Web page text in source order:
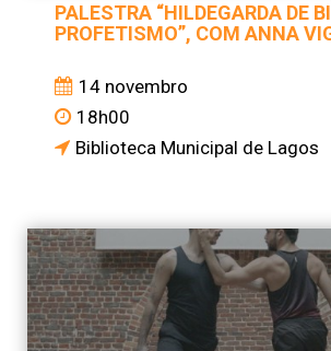
PALESTRA “HILDEGARDA DE
PROFETISMO”, COM ANNA
14 novembro
18h00
Biblioteca Municipal de Lagos